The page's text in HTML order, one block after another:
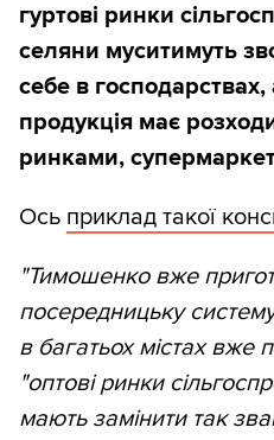
гуртові ринки
селяни муситимуть
себе в господарствах,
продукція має
ринками,
Ось приклад такої
"Тимошенко вже
посередницьку
в багатьох містах вже
"оптові ринки
мають замінити так